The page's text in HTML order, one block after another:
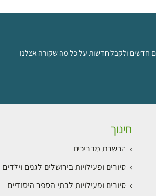
חדשים ולקבל חדשות על כל מה שקורה אצלנו
חינוך
הכשרת מדריכים
סיורים ופעילויות בירושלים לגנים וילדים
סיורים ופעילויות לבתי הספר היסודיים